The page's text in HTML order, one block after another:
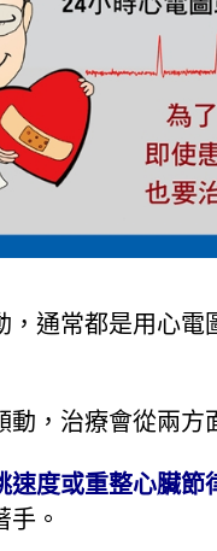
，通常都是用心電
動，治療會從兩方
速度或重整心臟節
手。